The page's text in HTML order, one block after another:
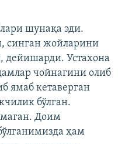
шунақа эди.
синган жойларини
дейишарди. Устахона
чойнагини олиб
ямаб кетаверган
бўлган.
Доим
ҳам